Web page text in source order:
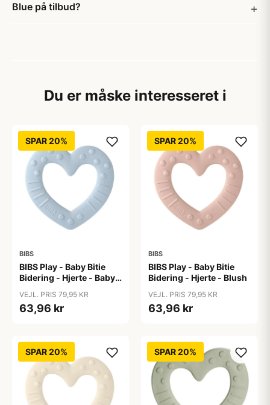
Blue på tilbud?
Du er måske interesseret i
SPAR 20%
BIBS
BIBS Play - Baby Bitie
Bidering - Hjerte - Baby
VEJL. PRIS 79,95 KR
63,96 kr
SPAR 20%
BIBS
BIBS Play - Baby Bitie
Bidering - Hjerte - Blush
VEJL. PRIS 79,95 KR
63,96 kr
SPAR 20% SPAR 20%